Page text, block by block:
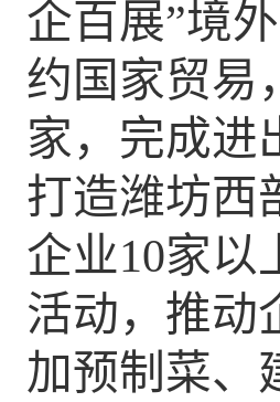
企百展”境
约国家贸易
家，完成进
打造潍坊西
企业10家以
活动，推动
加预制菜、